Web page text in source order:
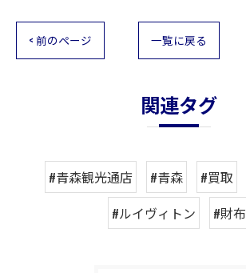
< 前のページ 一覧に戻る
関連タグ
#青森観光通店 #青森 #買取
#ルイヴィトン
#財布